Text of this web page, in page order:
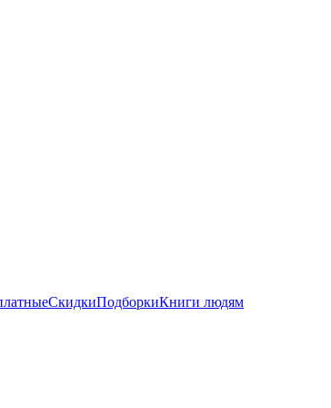
СкидкиПодборкиКниги людям